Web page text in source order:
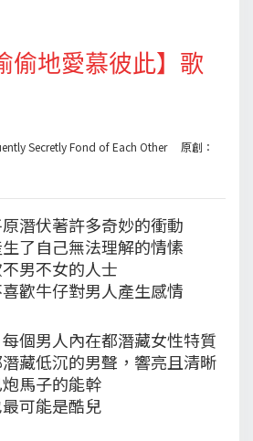
偷地愛慕彼此】歌
Secretly Fond of Each Other 原創：
潛伏著許多奇妙的衝動
了自己無法理解的情愫
男不女的人士
歡牛仔對男人產生感情
個男人內在都潛藏女性特質
藏低沉的男聲，響亮且清晰
馬子的能幹
可能是酷兒